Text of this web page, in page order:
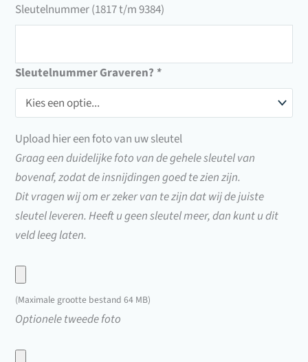
Sleutelnummer (1817 t/m 9384)
t/m
9384)
Sleutelnummer Graveren? *
Upload hier een foto van uw sleutel
Graag een duidelijke foto van de gehele sleutel van
bovenaf, zodat de insnijdingen goed te zien zijn.
Dit vragen wij om er zeker van te zijn dat wij de juiste
sleutel leveren. Heeft u geen sleutel meer, dan kunt u dit
veld leeg laten.
hier
een
van
(Maximale grootte bestand 64 MB)
Upload
Optionele tweede foto